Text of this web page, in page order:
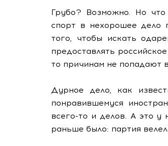
Грубо? Возможно. Но
спорт в нехорошее дело
того, чтобы искать
предоставлять
то причинам не попадают
Дурное дело, как
понравившемуся
всего-то и делов. А это
раньше было: партия